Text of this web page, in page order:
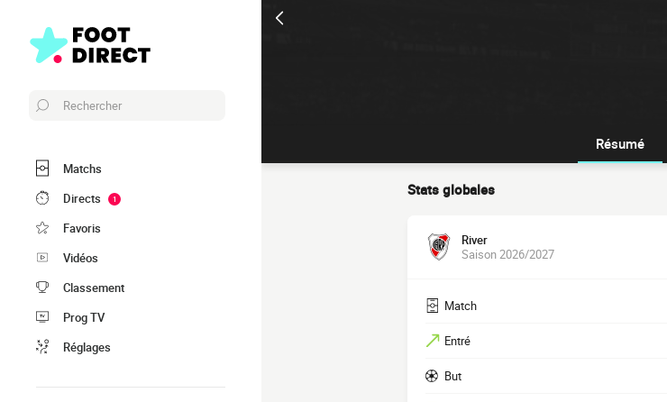
Rechercher
Matchs
Directs
1
Favoris
Vidéos
Classement
Prog TV
Réglages
Résumé
Stats globales
River
Saison 2026/2027
Match
Entré
But